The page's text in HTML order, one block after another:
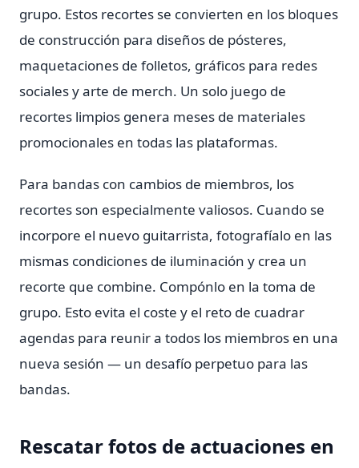
grupo. Estos recortes se convierten en los bloques
de construcción para diseños de pósteres,
maquetaciones de folletos, gráficos para redes
sociales y arte de merch. Un solo juego de
recortes limpios genera meses de materiales
promocionales en todas las plataformas.
Para bandas con cambios de miembros, los
recortes son especialmente valiosos. Cuando se
incorpore el nuevo guitarrista, fotografíalo en las
mismas condiciones de iluminación y crea un
recorte que combine. Compónlo en la toma de
grupo. Esto evita el coste y el reto de cuadrar
agendas para reunir a todos los miembros en una
nueva sesión — un desafío perpetuo para las
bandas.
Rescatar fotos de actuaciones en